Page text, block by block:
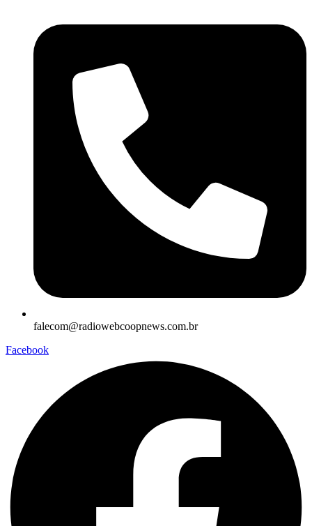
falecom@radiowebcoopnews.com.br
Facebook